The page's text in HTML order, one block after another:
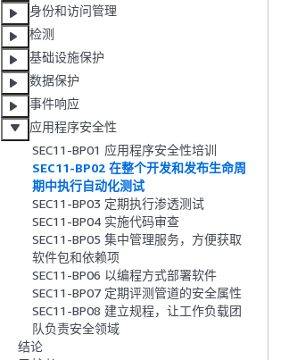
身份和访问管理
检测
基础设施保护
数据保护
事件响应
应用程序安全性
SEC11-BP01 应用程序安全性培训
SEC11-BP02 在整个开发和发布生命周
期中执行自动化测试
SEC11-BP03 定期执行渗透测试
SEC11-BP04 实施代码审查
SEC11-BP05 集中管理服务，方便获取
软件包和依赖项
SEC11-BP06 以编程方式部署软件
SEC11-BP07 定期评测管道的安全属性
SEC11-BP08 建立规程，让工作负载团
队负责安全领域
结论